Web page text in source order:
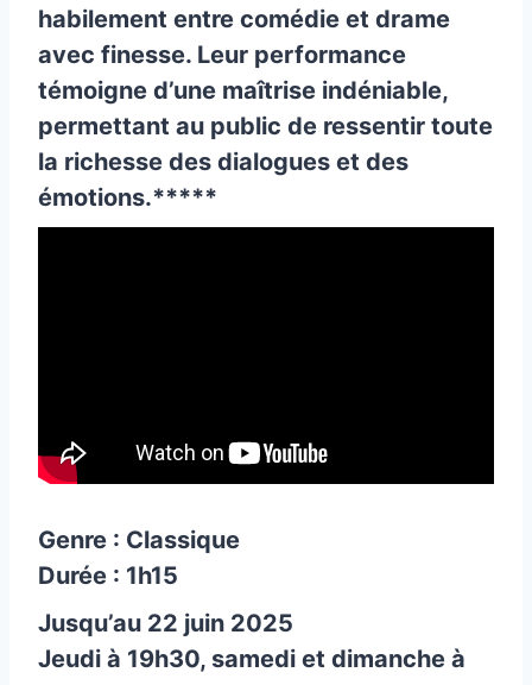
habilement entre comédie et drame
avec finesse. Leur performance
témoigne d’une maîtrise indéniable,
permettant au public de ressentir toute
la richesse des dialogues et des
émotions.*****
Genre : Classique
Durée : 1h15
Jusqu’au 22 juin 2025
Jeudi à 19h30, samedi et dimanche à